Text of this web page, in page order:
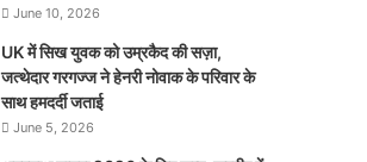
June 10, 2026
UK में सिख युवक को उम्रकैद की सज़ा,
जत्थेदार गरगज्ज ने हेनरी नोवाक के परिवार के
साथ हमदर्दी जताई
June 5, 2026